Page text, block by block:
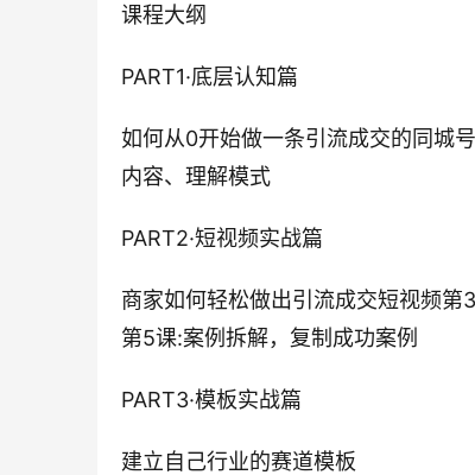
课程大纲
PART1·底层认知篇
如何从0开始做一条引流成交的同城
内容、理解模式
PART2·短视频实战篇
商家如何轻松做出引流成交短视频
第5课:案例拆解，复制成功案例
PART3·模板实战篇
建立自己行业的赛道模板